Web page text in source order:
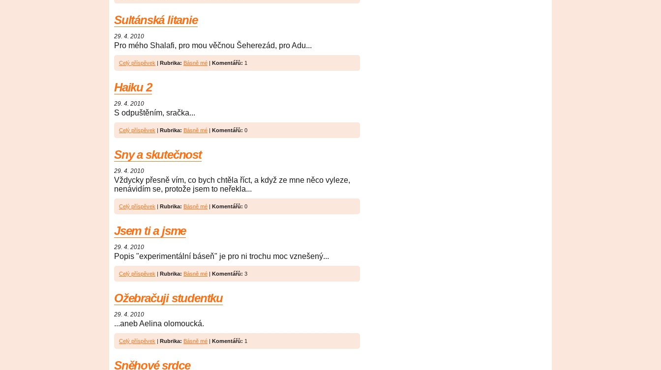
Sultánská litanie
29. 4. 2010
Pro mého Shalafi, pro mou věčnou Šeherezád, pro Adu...
Celý příspěvek | Rubrika: Básně mé | Komentářů: 1
Haiku 2
29. 4. 2010
S odpuštěním, sračka...
Celý příspěvek | Rubrika: Básně mé | Komentářů: 0
Sny a skutečnost
29. 4. 2010
Vždycky přesně vím, co bych chtěla říct, a když ze mne něco vyleze,
nenávidím se, protože jsem to neřekla...
Celý příspěvek | Rubrika: Básně mé | Komentářů: 0
Jsem ti a jsme
29. 4. 2010
Popis "experimentální báseň" je pro ni trochu moc vznešený...
Celý příspěvek | Rubrika: Básně mé | Komentářů: 3
Ožebračuji studentku
29. 4. 2010
...aneb Aelina olomoucká.
Celý příspěvek | Rubrika: Básně mé | Komentářů: 1
Sněhové srdce